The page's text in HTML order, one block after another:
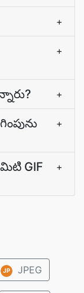
+
+
+
+
GIF
+
JP JPEG